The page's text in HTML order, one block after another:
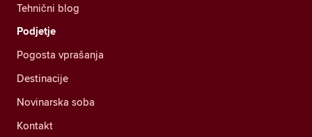
Tehnični blog
Podjetje
Pogosta vprašanja
Destinacije
Novinarska soba
Kontakt